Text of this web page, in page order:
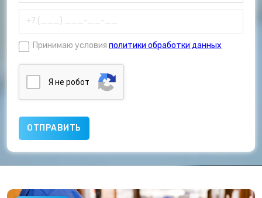
Принимаю условия политики обработки данных
Я нe poбoт